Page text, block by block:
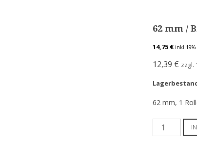
62 mm /
14,75 € inkl.19%
12,39 € zzgl.
62 mm, 1
mm